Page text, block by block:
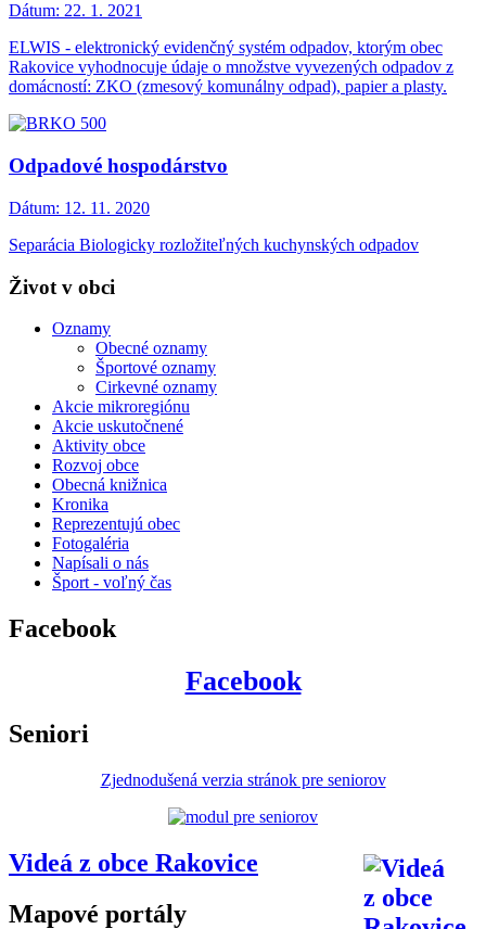
Dátum: 22. 1. 2021
ELWIS - elektronický evidenčný systém odpadov, ktorým obec
Rakovice vyhodnocuje údaje o množstve vyvezených odpadov z
domácností: ZKO (zmesový komunálny odpad), papier a plasty.
Odpadové hospodárstvo
Dátum: 12. 11. 2020
Separácia Biologicky rozložiteľných kuchynských odpadov
Život v obci
Oznamy
Obecné oznamy
Športové oznamy
Cirkevné oznamy
Akcie mikroregiónu
Akcie uskutočnené
Aktivity obce
Rozvoj obce
Obecná knižnica
Kronika
Reprezentujú obec
Fotogaléria
Napísali o nás
Šport - voľný čas
Facebook
Facebook
Seniori
Zjednodušená verzia stránok pre seniorov
Videá z obce Rakovice
Mapové portály